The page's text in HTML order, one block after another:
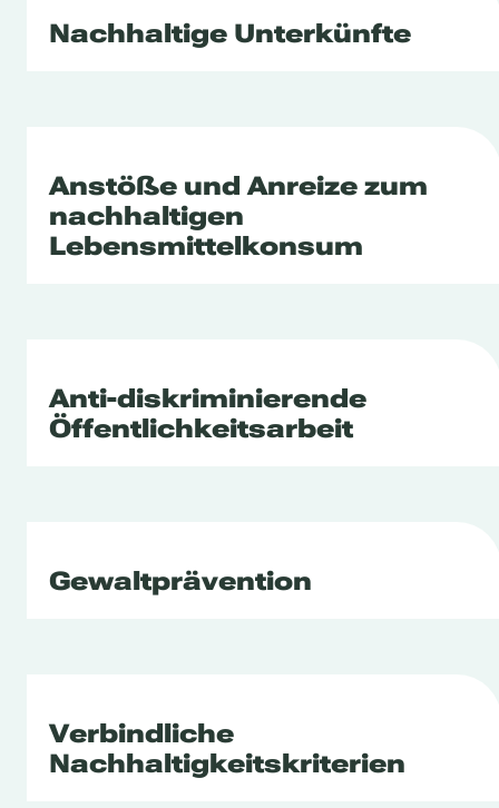
Nachhaltige Unterkünfte
Anstöße und Anreize zum
nachhaltigen
Lebensmittelkonsum
Anti-diskriminierende
Öffentlichkeitsarbeit
Gewaltprävention
Verbindliche
Nachhaltigkeitskriterien